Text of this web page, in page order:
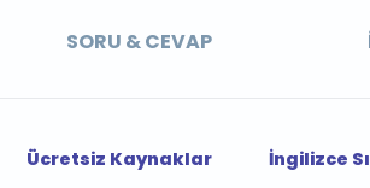
SORU & CEVAP
Ücretsiz Kaynaklar
İngilizce